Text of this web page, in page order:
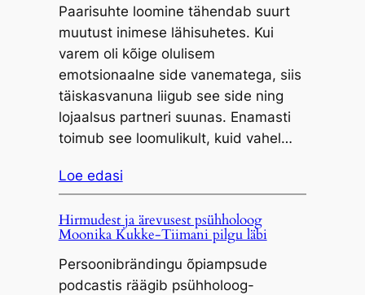
Paarisuhte loomine tähendab suurt
muutust inimese lähisuhetes. Kui
varem oli kõige olulisem
emotsionaalne side vanematega, siis
täiskasvanuna liigub see side ning
lojaalsus partneri suunas. Enamasti
toimub see loomulikult, kuid vahel…
Loe edasi
Hirmudest ja ärevusest psühholoog
Moonika Kukke-Tiimani pilgu läbi
Persoonibrändingu õpiampsude
podcastis räägib psühholoog-